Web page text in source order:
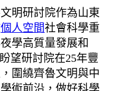
明研討院作為山東
個人空間社會科學重
學高質量發展和
望研討院在25年豐
圍繞齊魯文明與中